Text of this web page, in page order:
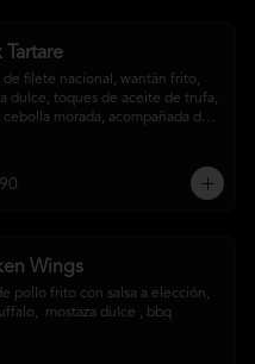
Tartare
de filete nacional, wantán frito,
dulce, toques de aceite de trufa,
morada, acompañada de
Wings
pollo frito con salsa a elección,
mostaza dulce , bbq